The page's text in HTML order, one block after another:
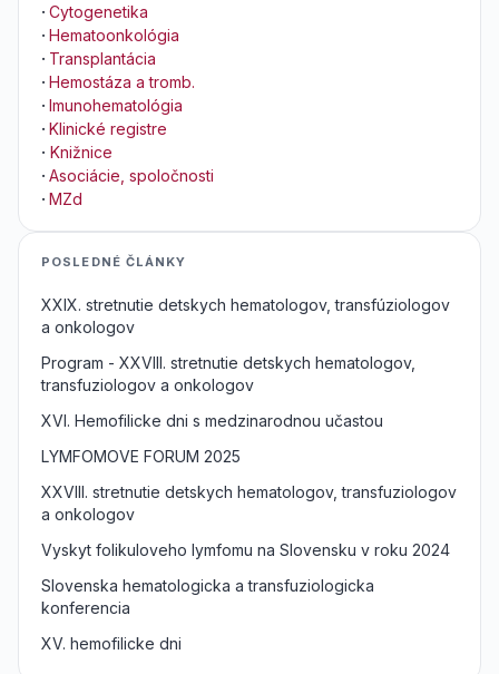
· Cytogenetika
· Hematoonkológia
· Transplantácia
· Hemostáza a tromb.
· Imunohematológia
· Klinické registre
· Knižnice
· Asociácie, spoločnosti
· MZd
POSLEDNÉ ČLÁNKY
XXIX. stretnutie detskych hematologov, transfúziologov
a onkologov
Program - XXVIII. stretnutie detskych hematologov,
transfuziologov a onkologov
XVI. Hemofilicke dni s medzinarodnou učastou
LYMFOMOVE FORUM 2025
XXVIII. stretnutie detskych hematologov, transfuziologov
a onkologov
Vyskyt folikuloveho lymfomu na Slovensku v roku 2024
Slovenska hematologicka a transfuziologicka
konferencia
XV. hemofilicke dni